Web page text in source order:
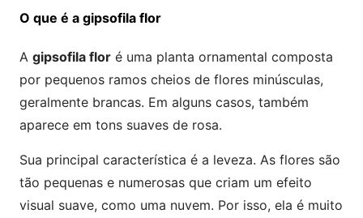
O que é a gipsofila flor
A gipsofila flor é uma planta ornamental composta
por pequenos ramos cheios de flores minúsculas,
geralmente brancas. Em alguns casos, também
aparece em tons suaves de rosa.
Sua principal característica é a leveza. As flores são
tão pequenas e numerosas que criam um efeito
visual suave, como uma nuvem. Por isso, ela é muito